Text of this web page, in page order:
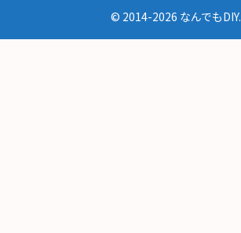
© 2014-2026 なんでもDIY.